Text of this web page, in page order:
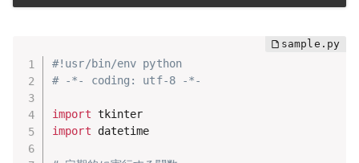
#!usr/bin/env python
# -*- coding: utf-8 -*-
import
import datetime